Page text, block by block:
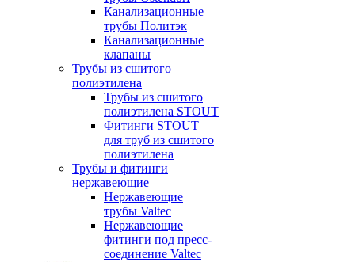
Канализационные
трубы Политэк
Канализационные
клапаны
Трубы из сшитого
полиэтилена
Трубы из сшитого
полиэтилена STOUT
Фитинги STOUT
для труб из сшитого
полиэтилена
Трубы и фитинги
нержавеющие
Нержавеющие
трубы Valtec
Нержавеющие
фитинги под пресс-
соединение Valtec